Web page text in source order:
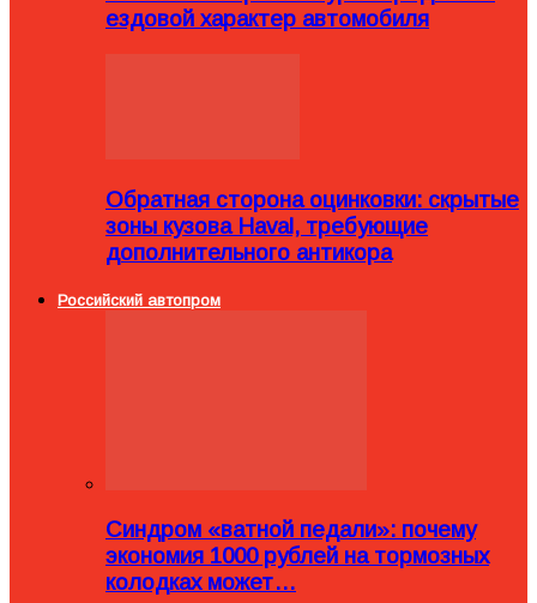
ездовой характер автомобиля
Обратная сторона оцинковки: скрытые
зоны кузова Haval, требующие
дополнительного антикора
Российский автопром
Синдром «ватной педали»: почему
экономия 1000 рублей на тормозных
колодках может…